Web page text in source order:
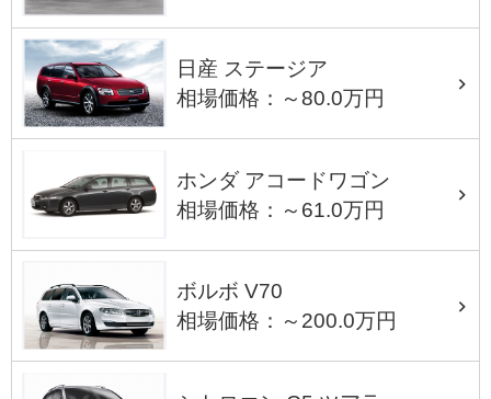
日産 ステージア
相場価格：～80.0万円
ホンダ アコードワゴン
相場価格：～61.0万円
ボルボ V70
相場価格：～200.0万円